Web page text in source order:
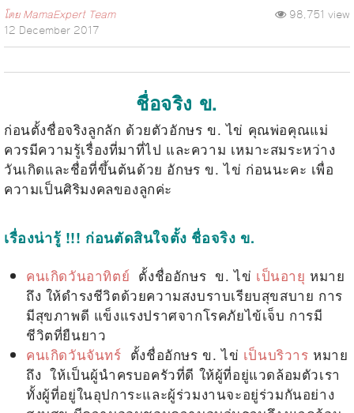
โดยMamaExpert Team
12 December 2017
98,751 view
ชื่อจริง ข.
ก่อนตั้งชื่อจริงลูกลัก ด้วยตัวอักษร ข. ไข่ คุณพ่อคุณแม่
ควรมีความรู้เรื่องที่มาที่ไป และความ เหมาะสมระหว่าง
วันเกิดและชื่อที่ขึ้นต้นด้วย อักษรข. ไข่ ก่อนนะคะ เพื่อ
ความเป็นศิริมงคลของลูกค่ะ
เรื่องน่ารู้ !!! ก่อนตัดสินใจตั้ง ชื่อจริง ข.
คนเกิดวันอาทิตย์ ตั้งชื่ออักษร ข. ไข่ เป็นอายุ หมาย
ถึง ให้ดำรงชีวิตด้วยความสงบราบเรียบสุขสบาย การ
มีสุขภาพดี แข็งแรงปราศจากโรคภัยไข้เจ็บ การมี
ชีวิตที่ยืนยาว
คนเกิดวันจันทร์ ตั้งชื่ออักษรข. ไข่ เป็นบริวาร หมาย
ถึง ให้เป็นผู้นำครบอครัวที่ดี ให้ผู้ที่อยู่แวดล้อมตัวเรา
ทั้งผู้ที่อยู่ในอุปการะและผู้ร่วมงานจะอยู่ร่วมกันอย่าง